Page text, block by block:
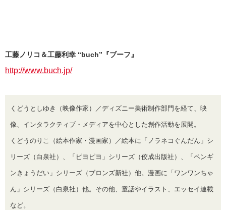
工藤ノリコ＆工藤利幸 “buch”『ブーフ』
http://www.buch.jp/
くどうとしゆき（映像作家）／ディズニー美術制作部門を経て、映
像、インタラクティブ・メディアを中心とした創作活動を展開。
くどうのりこ（絵本作家・漫画家）／絵本に「ノラネコぐんだん」シ
リーズ（白泉社）、「ピヨピヨ」シリーズ（佼成出版社）、「ペンギ
ンきょうだい」シリーズ（ブロンズ新社）他。漫画に「ワンワンちゃ
ん」シリーズ（白泉社）他。その他、童話やイラスト、エッセイ連載
など。